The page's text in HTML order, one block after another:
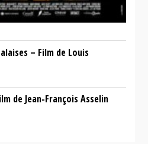
– Film de Louis
de Jean-François Asselin